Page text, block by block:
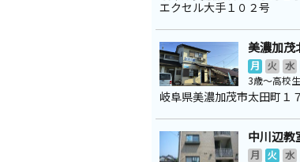
エクセル大手１０２号
美濃加茂
月 火 水
3歳～高校生
岐阜県美濃加茂市太田町１
中川辺教
月 火 水